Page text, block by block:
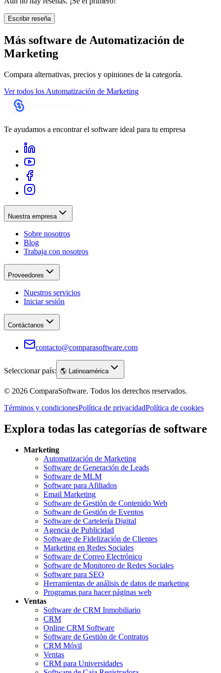
Escribir reseña
Más software de Automatización de
Marketing
Compara alternativas, precios y opiniones de la categoría.
Ver todos los Automatización de Marketing
Te ayudamos a encontrar el software ideal para tu empresa
Nuestra empresa
Sobre nosotros
Blog
Trabaja con nosotros
Proveedores
Nuestros servicios
Iniciar sesión
Contáctanos
contacto@comparasoftware.com
Seleccionar país: 🌎 Latinoamérica
© 2026 ComparaSoftware. Todos los derechos reservados.
Términos y condicionesPolítica de privacidadPolítica de cookies
Explora todas las categorías de software
Marketing
Automatización de Marketing
Software de Generación de Leads
Software de MLM
Software para Afiliados
Email Marketing
Software de Gestión de Contenido Web
Software de Gestión de Eventos
Software de Cartelería Digital
Agencia de Publicidad
Software de Fidelización de Clientes
Marketing en Redes Sociales
Software de Correo Electrónico
Software de Monitoreo de Redes Sociales
Software para SEO
Herramientas de análisis de datos de marketing
Programas para hacer páginas web
Ventas
Software de CRM Inmobiliario
CRM
Online CRM Software
Software de Gestión de Contratos
CRM Móvil
Ventas
CRM para Universidades